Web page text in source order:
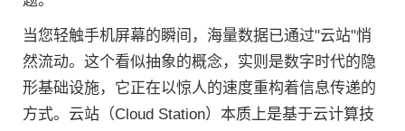
当您轻触手机屏幕的瞬间，海量数据已通过"云站"悄
然流动。这个看似抽象的概念，实则是数字时代的隐
形基础设施，它正在以惊人的速度重构着信息传递的
方式。云站（Cloud Station）本质上是基于云计算技